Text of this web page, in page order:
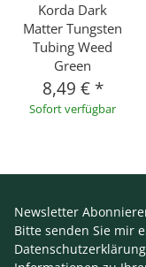
Korda Dark
Matter Tungsten
Tubing Weed
Green
8,49 € *
Sofort verfügbar
Newsletter
Bitte senden Sie mir
Datenschutzerklärung